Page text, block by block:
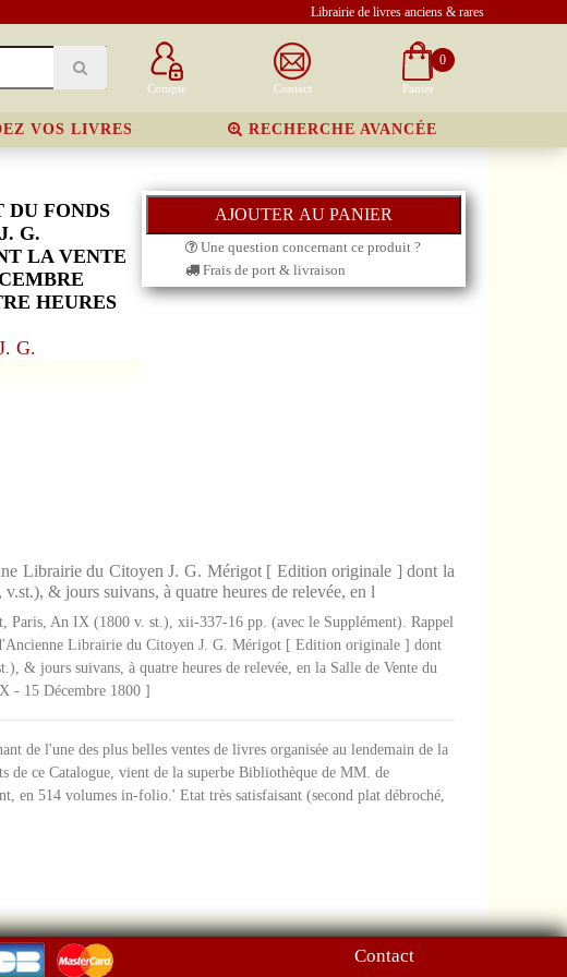
Librairie de livres anciens & rares
Compte Contact
0
Panier
VOS LIVRES RECHERCHE AVANCÉE
DU FONDS
G.
LA VENTE
HEURES
G.
Une question concernant ce produit ?
Frais de port & livraison
Librairie du Citoyen J. G. Mérigot [ Edition originale ] dont la
& jours suivans, à quatre heures de relevée, en l
An IX (1800 v. st.), xii-337-16 pp. (avec le Supplément). Rappel
Librairie du Citoyen J. G. Mérigot [ Edition originale ] dont
& jours suivans, à quatre heures de relevée, en la Salle de Vente du
- 15 Décembre 1800 ]
de l'une des plus belles ventes de livres organisée au lendemain de la
ce Catalogue, vient de la superbe Bibliothèque de MM. de
en 514 volumes in-folio.' Etat très satisfaisant (second plat débroché,
Contact